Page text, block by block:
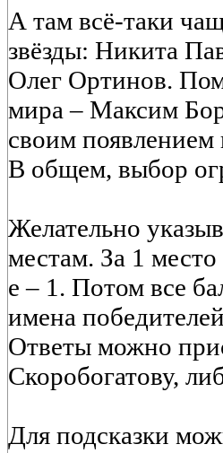
А там всё-таки
звёзды: Никита
Олег Ортинов.
мира – Максим
своим
В общем, выбор
Желательно
местам. За 1 место
е – 1. Потом все
имена
Ответы можно
Скоробогатову,
Для подсказки